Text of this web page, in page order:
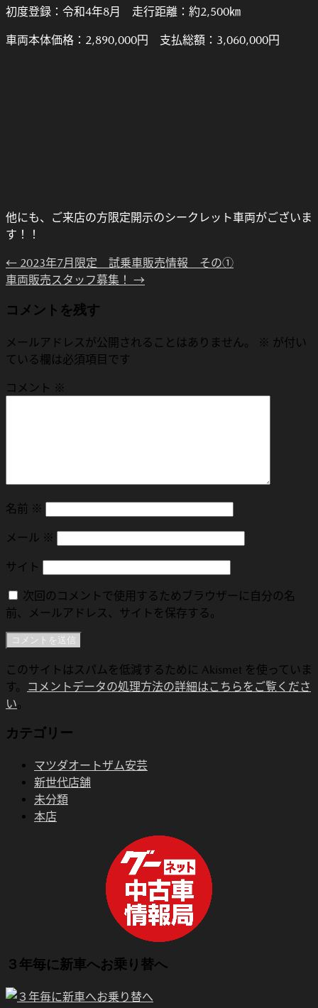
初度登録：令和4年8月 走行距離：約2,500㎞
車両本体価格：2,890,000円 支払総額：3,060,000円
他にも、ご来店の方限定開示のシークレット車両がございま
す！！
← 2023年7月限定 試乗車販売情報 その①
車両販売スタッフ募集！ →
コメントを残す
メールアドレスが公開されることはありません。 ※ が付い
ている欄は必須項目です
コメント ※
名前 ※
メール ※
サイト
次回のコメントで使用するためブラウザーに自分の名
前、メールアドレス、サイトを保存する。
このサイトはスパムを低減するために Akismet を使っていま
す。
コメントデータの処理方法の詳細はこちらをご覧くださ
い。
カテゴリー
マツダオートザム安芸
新世代店舗
未分類
本店
３年毎に新車へお乗り替へ